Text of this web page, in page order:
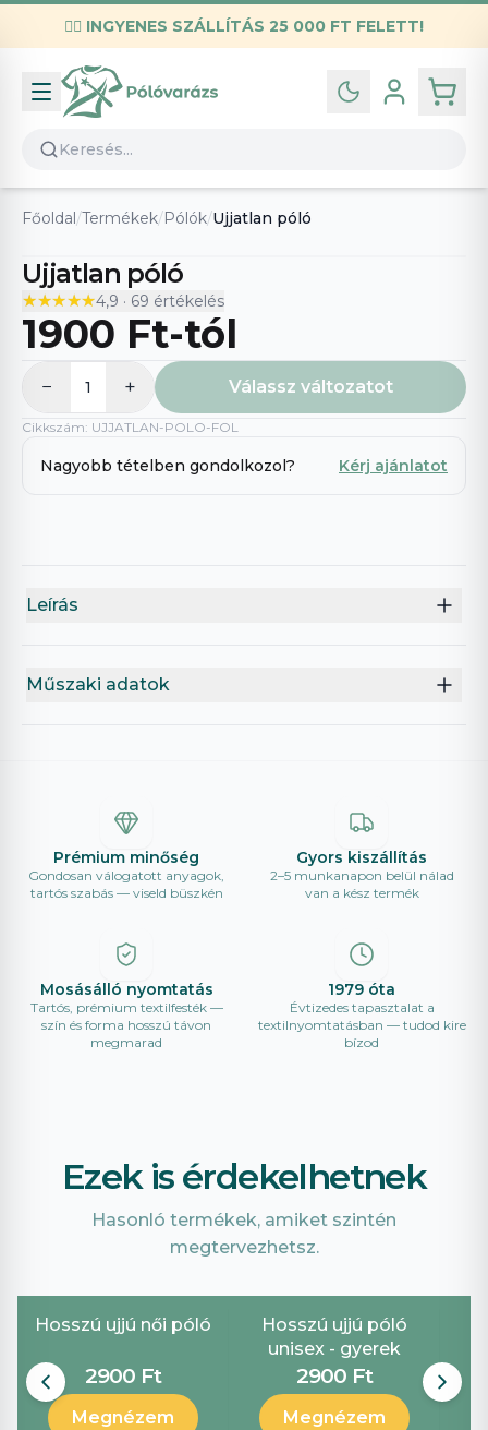
✌🏼 INGYENES SZÁLLÍTÁS 25 000 FT FELETT!
Infó
Kapcsolat
GYIK
Általános szerződési feltételek
Adatvédelmi nyilatkozat
Főoldal /Termékek/Pólók/Ujjatlan póló
Ujjatlan póló
★★★★★
★★★★★4,9 · 69 értékelés
1900 Ft-tól
− 1 + Válassz változatot
Cikkszám: UJJATLAN-POLO-FOL
Nagyobb tételben gondolkozol? Kérj ajánlatot
Leírás
Műszaki adatok
Prémium minőség
Gondosan válogatott anyagok,
tartós szabás — viseld büszkén
Gyors kiszállítás
2–5 munkanapon belül nálad
van a kész termék
Mosásálló nyomtatás
Tartós, prémium textilfesték —
szín és forma hosszú távon
megmarad
1979 óta
Évtizedes tapasztalat a
textilnyomtatásban — tudod kire
bízod
Ezek is érdekelhetnek
Hasonló termékek, amiket szintén
megtervezhetsz.
Hosszú ujjú női póló
2900 Ft
Megnézem
Hosszú ujjú póló
unisex - gyerek
2900 Ft
Megnézem